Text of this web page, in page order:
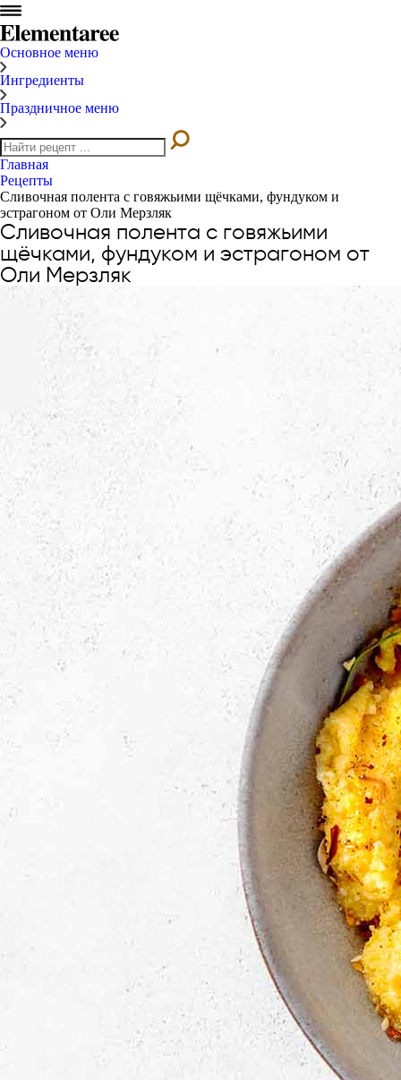
Основное меню
Ингредиенты
Праздничное меню
Главная
Рецепты
Сливочная полента с говяжьими щёчками, фундуком и
эстрагоном от Оли Мерзляк
Сливочная полента с говяжьими
щёчками, фундуком и эстрагоном от
Оли Мерзляк